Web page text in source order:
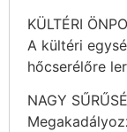
KÜLTÉRI
A kültéri
hőcserélőre
NAGY